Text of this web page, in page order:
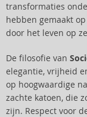
transformaties
hebben gemaakt
door het leven op
De filosofie van
elegantie, vrijheid
op hoogwaardige
zachte katoen, die
zijn. Respect voor